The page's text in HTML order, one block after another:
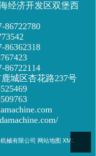
经济开发区双堡西
86722780
86362318
86722114
城区杏花路237号
械有限公司 网站地图 XML